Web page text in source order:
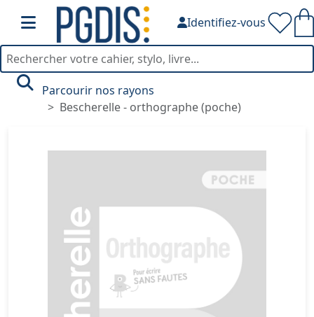
Identifiez-vous
Parcourir nos rayons
Bescherelle - orthographe (poche)